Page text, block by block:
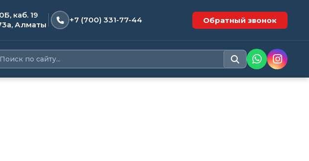
каб. 19
Алматы
+7 (700) 331-77-44 Обратный звонок